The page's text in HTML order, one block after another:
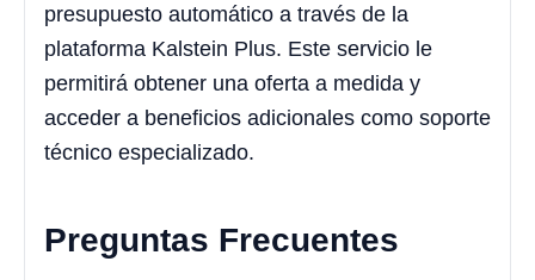
presupuesto automático a través de la
plataforma Kalstein Plus. Este servicio le
permitirá obtener una oferta a medida y
acceder a beneficios adicionales como soporte
técnico especializado.
Preguntas Frecuentes